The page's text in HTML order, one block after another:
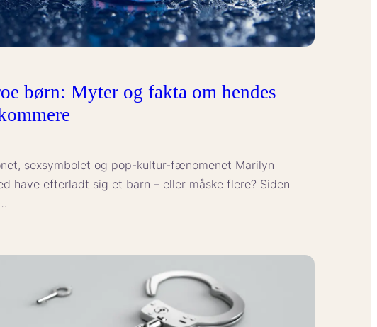
børn: Myter og fakta om hendes
sexsymbolet og pop-kultur-fænomenet Marilyn
have efterladt sig et barn – eller måske flere? Siden